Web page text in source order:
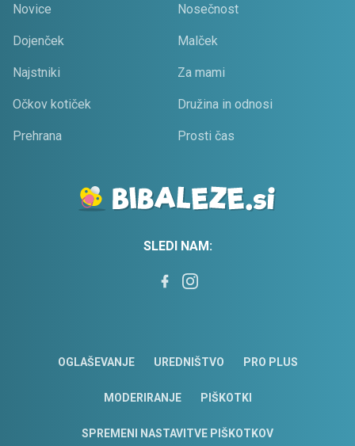
Novice Nosečnost
Dojenček Malček
Najstniki Za mami
Očkov kotiček Družina in odnosi
Prehrana Prosti čas
SLEDI NAM:
OGLAŠEVANJE UREDNIŠTVO PRO PLUS
MODERIRANJE PIŠKOTKI
SPREMENI NASTAVITVE PIŠKOTKOV